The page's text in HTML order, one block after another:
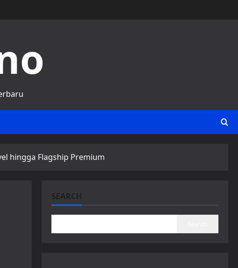
hingga Flagship Premium
SEARCH